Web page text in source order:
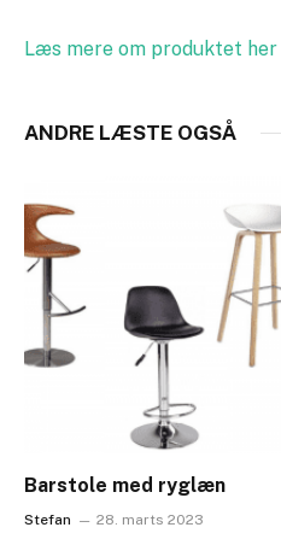
Læs mere om produktet her
ANDRE LÆSTE OGSÅ
Barstole med ryglæn
Stefan 28. marts 2023